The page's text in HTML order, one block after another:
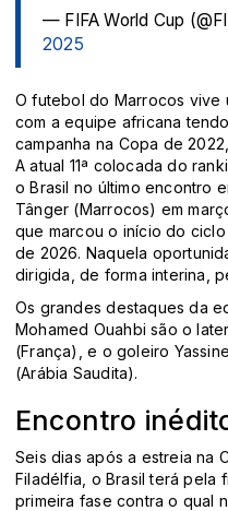
— FIFA World Cup
2025
O futebol do Marrocos vive
com a equipe africana
campanha na Copa de
A atual 11ª colocada do
o Brasil no último encontro
Tânger (Marrocos) em
que marcou o início do
de 2026. Naquela
dirigida, de forma interina,
Os grandes destaques da
Mohamed Ouahbi são o
(França), e o goleiro
(Arábia Saudita).
Encontro
Seis dias após a estreia na
Filadélfia, o Brasil terá pela
primeira fase contra o qual